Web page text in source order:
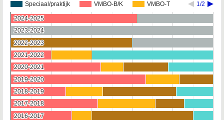
Speciaal/praktijk VMBO-B/K VMBO-T 1/2
2024-2025
2024-2025
2023-2024
2023-2024
2022-2023
2022-2023
2021-2022
2021-2022
2020-2021
2020-2021
2019-2020
2019-2020
2018-2019
2018-2019
2017-2018
2017-2018
2016-2017
2016-2017